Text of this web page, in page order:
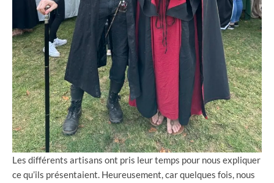
Les différents artisans ont pris leur temps pour nous expliquer
ce qu’ils présentaient. Heureusement, car quelques fois, nous